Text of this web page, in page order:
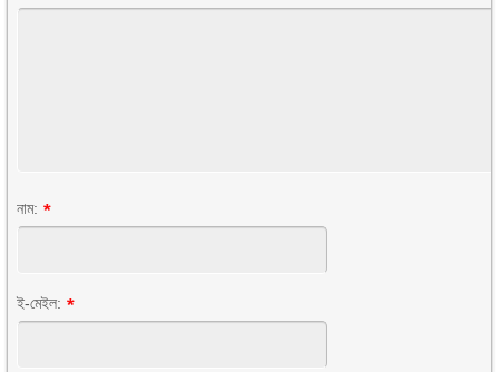
নাম: *
ই-মেইল: *